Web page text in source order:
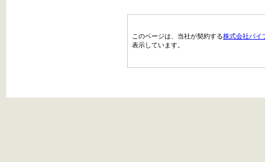
このページは、当社が契約する株式会社パイ
表示しています。